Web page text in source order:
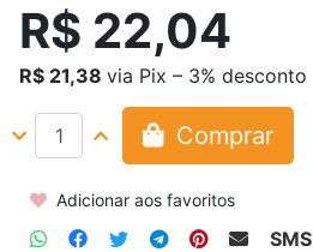
R$ 22,04
R$ 21,38 via Pix – 3% desconto
Comprar
Adicionar aos favoritos
SMS